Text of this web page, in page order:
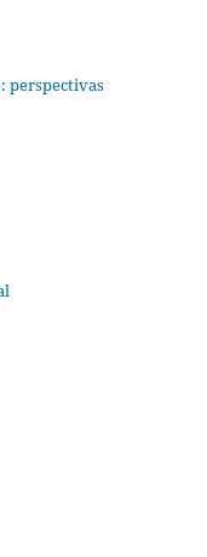
perspectivas